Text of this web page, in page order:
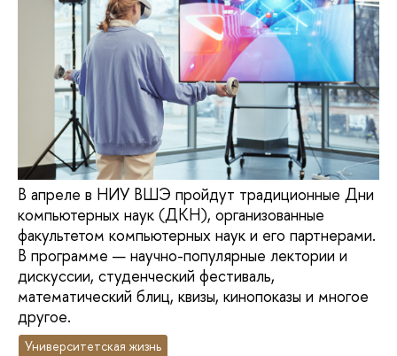
В апреле в НИУ ВШЭ пройдут традиционные Дни
компьютерных наук (ДКН), организованные
факультетом компьютерных наук и его партнерами.
В программе — научно-популярные лектории и
дискуссии, студенческий фестиваль,
математический блиц, квизы, кинопоказы и многое
другое.
Университетская жизнь